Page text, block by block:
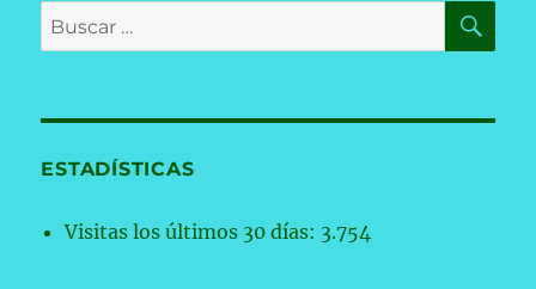
Buscar
por:
ESTADÍSTICAS
Visitas los últimos 30 días: 3.754